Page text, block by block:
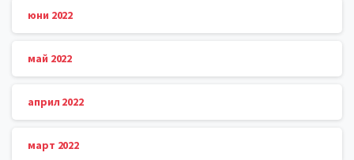
юни 2022
май 2022
април 2022
март 2022